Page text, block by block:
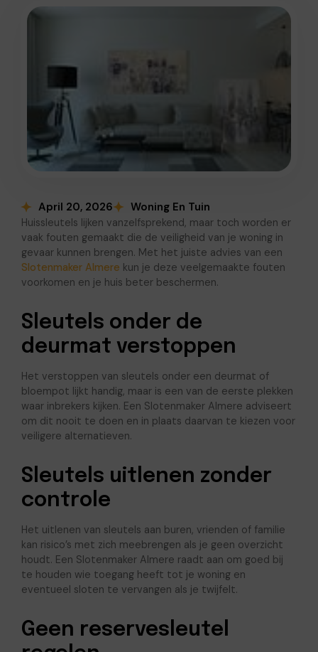
April 20, 2026 Woning En Tuin
Huissleutels lijken vanzelfsprekend, maar toch worden er
vaak fouten gemaakt die de veiligheid van je woning in
gevaar kunnen brengen. Met het juiste advies van een
Slotenmaker Almere kun je deze veelgemaakte fouten
voorkomen en je huis beter beschermen.
Sleutels onder de
deurmat verstoppen
Het verstoppen van sleutels onder een deurmat of
bloempot lijkt handig, maar is een van de eerste plekken
waar inbrekers kijken. Een Slotenmaker Almere adviseert
om dit nooit te doen en in plaats daarvan te kiezen voor
veiligere alternatieven.
Sleutels uitlenen zonder
controle
Het uitlenen van sleutels aan buren, vrienden of familie
kan risico’s met zich meebrengen als je geen overzicht
houdt. Een Slotenmaker Almere raadt aan om goed bij
te houden wie toegang heeft tot je woning en
eventueel sloten te vervangen als je twijfelt.
Geen reservesleutel